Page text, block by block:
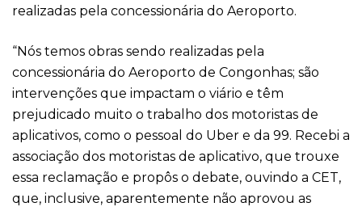
realizadas pela concessionária do Aeroporto.
“Nós temos obras sendo realizadas pela
concessionária do Aeroporto de Congonhas; são
intervenções que impactam o viário e têm
prejudicado muito o trabalho dos motoristas de
aplicativos, como o pessoal do Uber e da 99. Recebi a
associação dos motoristas de aplicativo, que trouxe
essa reclamação e propôs o debate, ouvindo a CET,
que, inclusive, aparentemente não aprovou as